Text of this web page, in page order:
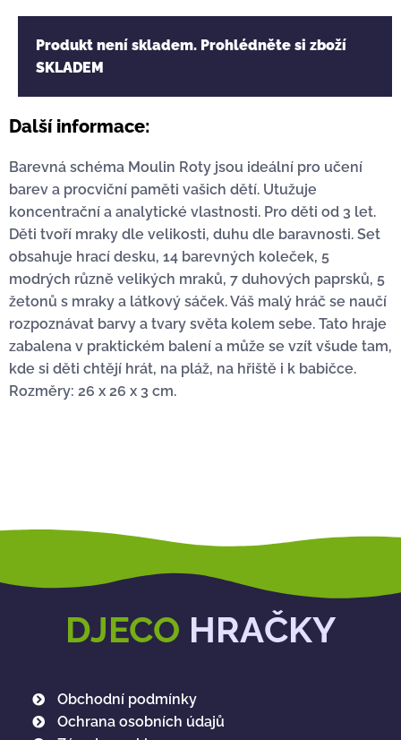
Produkt není skladem. Prohlédněte si zboží
SKLADEM
Další informace:
Barevná schéma Moulin Roty jsou ideální pro učení
barev a procviční paměti vašich dětí. Utužuje
koncentrační a analytické vlastnosti. Pro děti od 3 let.
Děti tvoří mraky dle velikosti, duhu dle baravnosti. Set
obsahuje hrací desku, 14 barevných koleček, 5
modrých různě velikých mraků, 7 duhových paprsků, 5
žetonů s mraky a látkový sáček. Váš malý hráč se naučí
rozpoznávat barvy a tvary světa kolem sebe. Tato hraje
zabalena v praktickém balení a může se vzít všude tam,
kde si děti chtějí hrát, na pláž, na hřiště i k babičce.
Rozměry: 26 x 26 x 3 cm.
DJECO HRAČKY
Obchodní podmínky
Ochrana osobních údajů